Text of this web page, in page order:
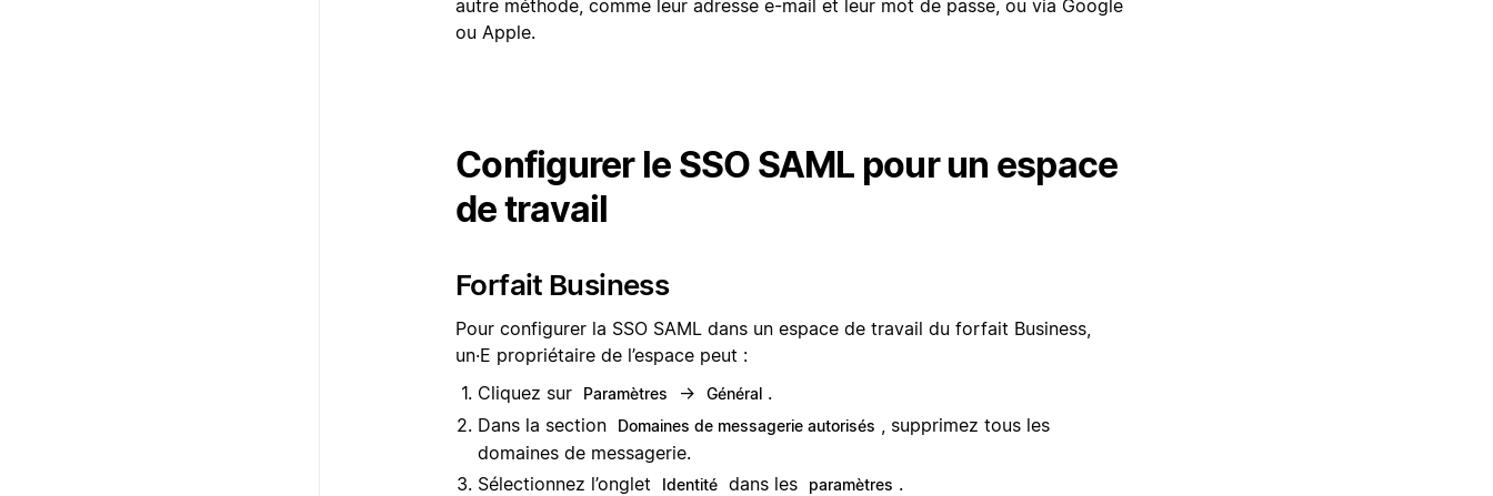
autre méthode, comme leur adresse e-mail et leur mot de passe, ou via Google
ou Apple.
Configurer le SSO SAML pour un espace
de travail
Forfait Business
Pour configurer la SSO SAML dans un espace de travail du forfait Business,
un·E propriétaire de l’espace peut :
Cliquez sur
Paramètres → Général .
Dans la section
Domaines de messagerie autorisés
, supprimez tous les
domaines de messagerie.
Sélectionnez l’onglet
Identité dans les paramètres .